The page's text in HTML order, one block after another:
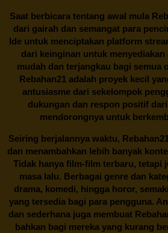
Saat berbicara tentang awal mula
dari gairah dan semangat para
Ide untuk menciptakan platform
dari keinginan untuk
mudah dan terjangkau bagi semua
Rebahan21 adalah proyek kecil
antusiasme dari sekelompok
dukungan dan respon positif
mendorongnya untuk
Seiring berjalannya waktu,
dan menambahkan lebih banyak
Tidak hanya film-film terbaru, tetapi
masa lalu. Berbagai genre dan
drama, komedi, hingga horor,
yang tersedia bagi para pengguna.
dan sederhana juga membuat
bahkan bagi mereka yang kurang